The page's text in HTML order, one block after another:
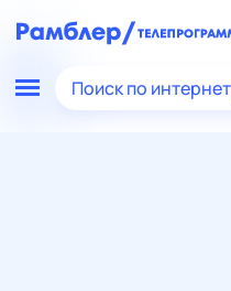
Поиск по